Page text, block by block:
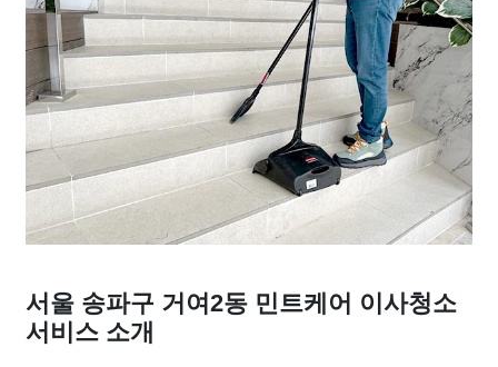
서울 송파구 거여2동 민트케어 이사청소
서비스 소개